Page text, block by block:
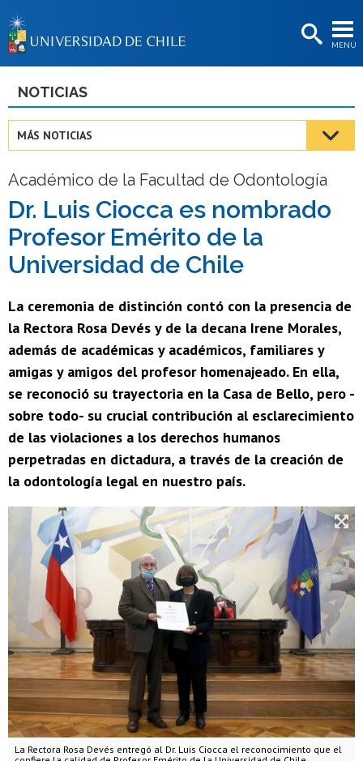
MENÚ
BIBLIOTECAS
Estudiantes
Académicas/os
Funcionarias/os
Egresadas/os
NOTICIAS
MÁS NOTICIAS
Académico de la Facultad de Odontología
Dr. Luis Ciocca es nombrado
Profesor Emérito de la
Universidad de Chile
La ceremonia de distinción contó con la presencia de
la Rectora Rosa Devés y de la decana Irene Morales,
además de académicas y académicos, familiares y
amigas y amigos del profesor homenajeado. En ella,
se reconoció su trayectoria en la Casa de Bello, pero -
sobre todo- su crucial contribución al esclarecimiento
de las violaciones a los derechos humanos
perpetradas en dictadura, a través de la creación de
la odontología legal en nuestro país.
La Rectora Rosa Devés entregó al Dr. Luis Ciocca el reconocimiento que el